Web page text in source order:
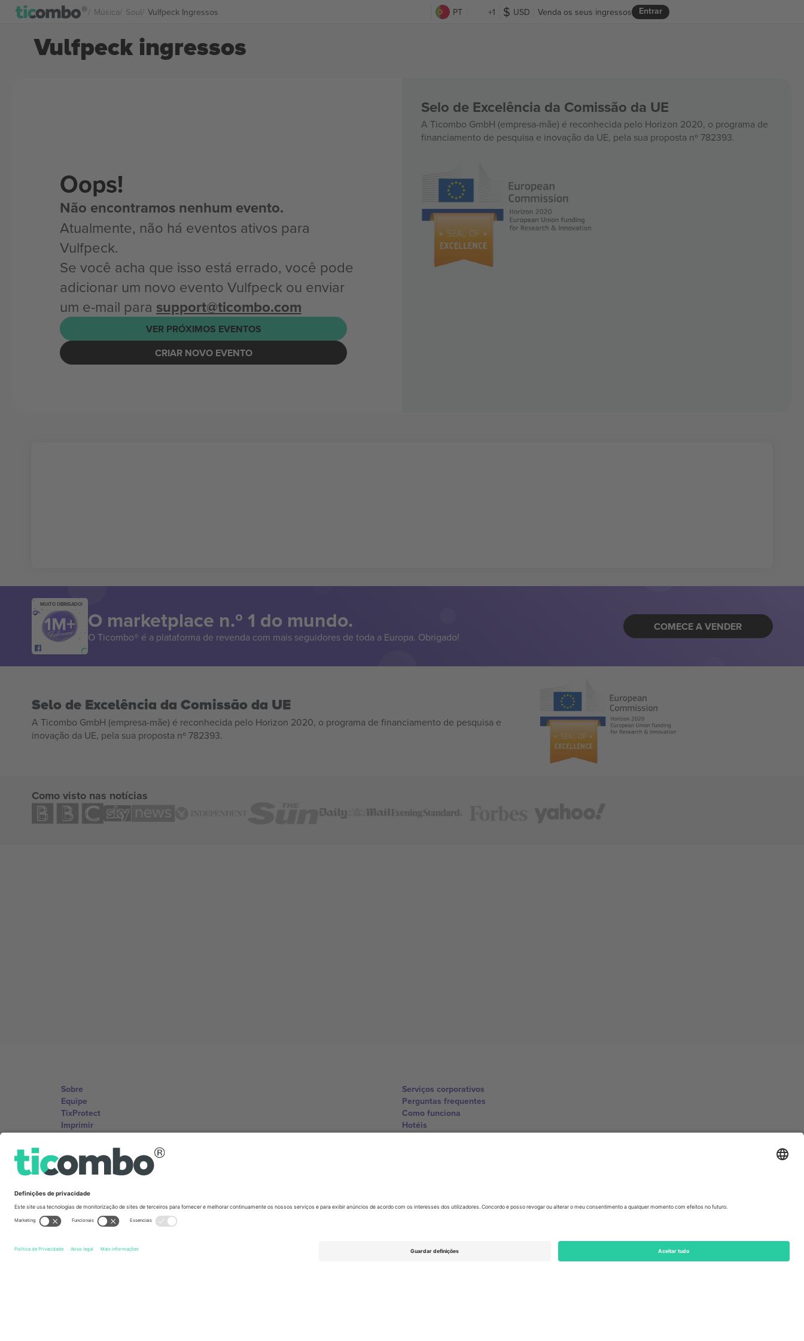
Música Soul Vulfpeck Ingressos PT +1 USD Entrar
Venda os seus ingressos
Vulfpeck ingressos
Oops!
Não encontramos nenhum evento.
Atualmente, não há eventos ativos para
Vulfpeck.
Se você acha que isso está errado, você pode
adicionar um novo evento Vulfpeck ou enviar
um e-mail para support@ticombo.com
VER PRÓXIMOS EVENTOS
CRIAR NOVO EVENTO
Selo de Excelência da Comissão da UE
A Ticombo GmbH (empresa-mãe) é reconhecida pelo Horizon 2020, o programa de
financiamento de pesquisa e inovação da UE, pela sua proposta nº 782393.
MUITO OBRIGADO!
O marketplace n.º 1 do mundo.
O Ticombo® é a plataforma de revenda com mais seguidores de toda a Europa. Obrigado!
COMECE A VENDER
Selo de Excelência da Comissão da UE
A Ticombo GmbH (empresa-mãe) é reconhecida pelo Horizon 2020, o programa de financiamento de pesquisa e
inovação da UE, pela sua proposta nº 782393.
Como visto nas notícias
Sobre
Equipe
TixProtect
Imprimir
Termos e Condições
Programa de afiliados
Serviços corporativos
Perguntas frequentes
Como funciona
Hotéis
Central da Copa do Mundo